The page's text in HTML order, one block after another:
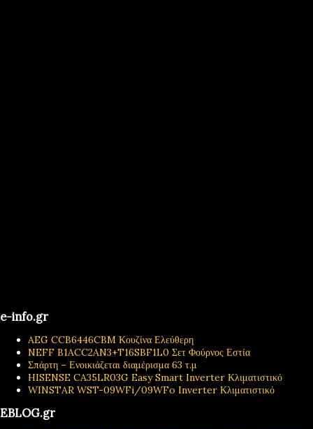
e-info.gr
AEG CCB6446CBM Κουζίνα Ελεύθερη
NEFF B1ACC2AN3+T16SBF1L0 Σετ Φούρνος Εστία
Σπάρτη – Ενοικιάζεται διαμέρισμα 63 τ.μ
HISENSE CA35LR03G Easy Smart Inverter Κλιματιστικό
WINSTAR WST-09WFi/09WFo Inverter Κλιματιστικό
EBLOG.gr